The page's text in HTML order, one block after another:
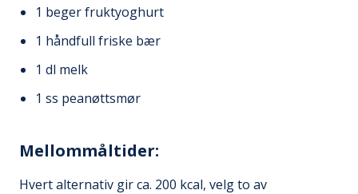
1 beger fruktyoghurt
1 håndfull friske bær
1 dl melk
1 ss peanøttsmør
Mellommåltider:
Hvert alternativ gir ca. 200 kcal, velg to av